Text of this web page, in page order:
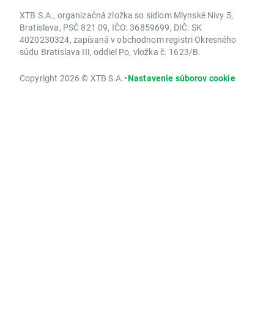
XTB S.A., organizačná zložka so sídlom Mlynské Nivy 5,
Bratislava, PSČ 821 09, IČO: 36859699, DIČ: SK
4020230324, zapísaná v obchodnom registri Okresného
súdu Bratislava III, oddiel Po, vložka č. 1623/B.
Copyright 2026 © XTB S.A.•Nastavenie súborov cookie